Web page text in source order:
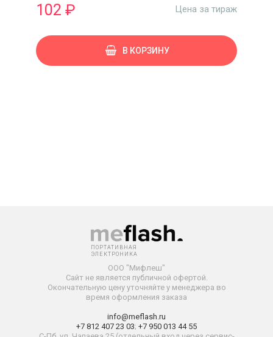
102 ₽ Цена за тираж
В КОРЗИНУ
ООО "Мифлеш"
Сайт не является публичной офертой.
Окончательную цену уточняйте у менеджера во
время оформления заказа
info@meflash.ru
+7 812 407 23 03; +7 950 013 44 55
ПОРТАТИВНАЯ
ЭЛЕКТРОНИКА